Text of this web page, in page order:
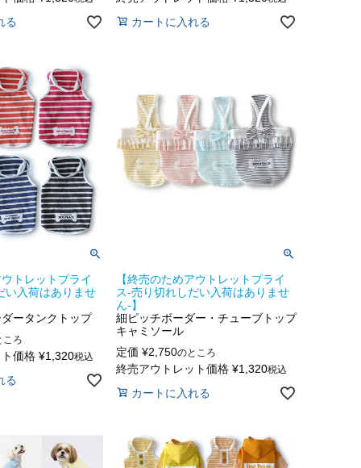
る カートに入れる
トレットプライ
い入荷はありませ
ータンクトップ
ころ
価格 ¥1,320税込
る
【終売のためアウトレットプライ
ス-売り切れしだい入荷はありませ
ん-】
細ピッチボーダー・チューブトップ
キャミソール
定価 ¥2,750のところ
終売アウトレット価格 ¥1,320税込
カートに入れる